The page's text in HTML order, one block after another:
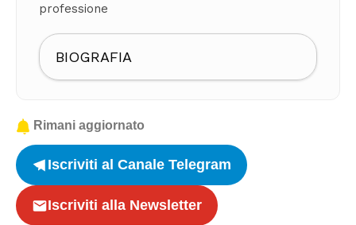
professione
BIOGRAFIA
Rimani aggiornato
Iscriviti al Canale Telegram
Iscriviti alla Newsletter